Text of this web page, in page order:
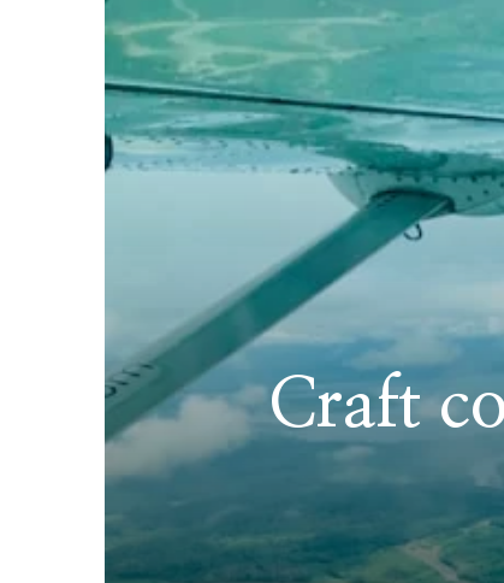
Craft